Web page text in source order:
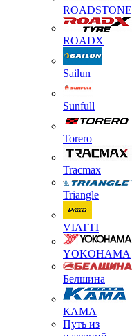
ROADSTONE
ROADX
Sailun
Sunfull
Torero
Tracmax
Triangle
VIATTI
YOKOHAMA
Белшина
КАМА
Путь из